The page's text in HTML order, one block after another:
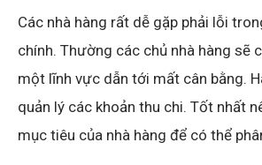
Các nhà hàng rất dễ gặp phải lỗi
chính. Thường các chủ nhà hàng sẽ
một lĩnh vực dẫn tới mất cân bằng.
quản lý các khoản thu chi. Tốt nhất
mục tiêu của nhà hàng để có thể